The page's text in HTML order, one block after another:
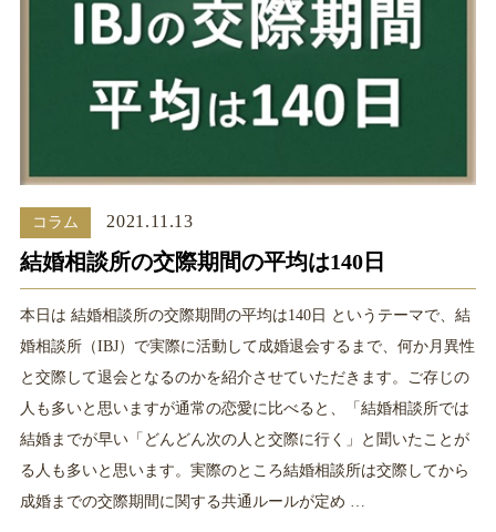
コラム 2021.11.13
結婚相談所の交際期間の平均は140日
本日は 結婚相談所の交際期間の平均は140日 というテーマで、結
婚相談所（IBJ）で実際に活動して成婚退会するまで、何か月異性
と交際して退会となるのかを紹介させていただきます。ご存じの
人も多いと思いますが通常の恋愛に比べると、「結婚相談所では
結婚までが早い「どんどん次の人と交際に行く」と聞いたことが
る人も多いと思います。実際のところ結婚相談所は交際してから
成婚までの交際期間に関する共通ルールが定め …